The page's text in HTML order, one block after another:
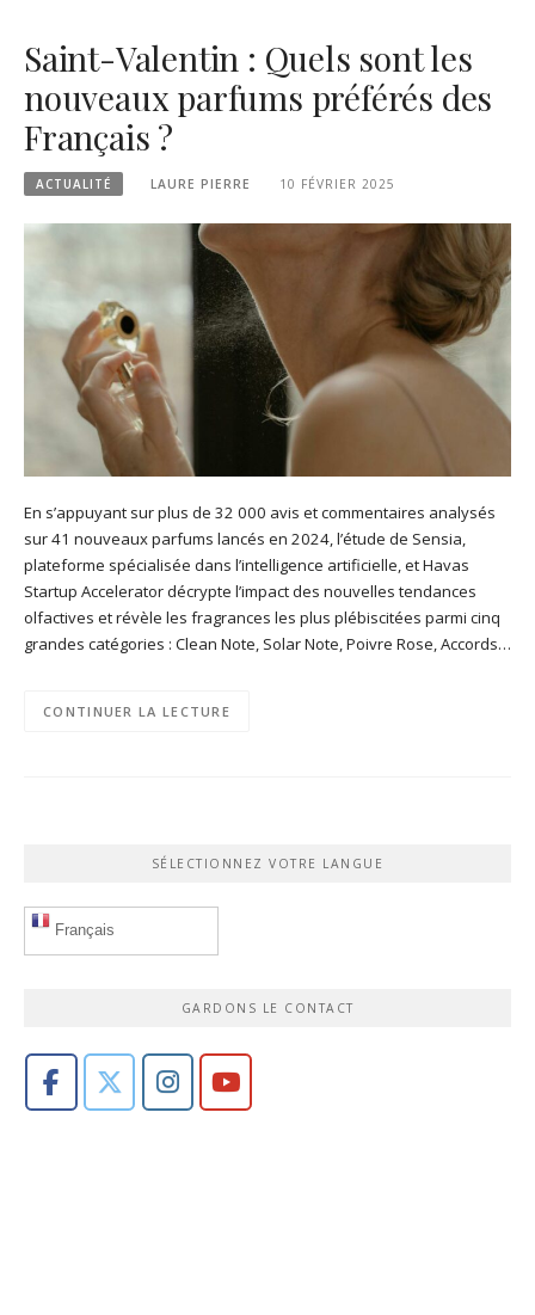
Saint-Valentin : Quels sont les
nouveaux parfums préférés des
Français ?
ACTUALITÉ LAURE PIERRE 10 FÉVRIER 2025
En s’appuyant sur plus de 32 000 avis et commentaires analysés
sur 41 nouveaux parfums lancés en 2024, l’étude de Sensia,
plateforme spécialisée dans l’intelligence artificielle, et Havas
Startup Accelerator décrypte l’impact des nouvelles tendances
olfactives et révèle les fragrances les plus plébiscitées parmi cinq
grandes catégories : Clean Note, Solar Note, Poivre Rose, Accords…
CONTINUER LA LECTURE
SÉLECTIONNEZ VOTRE LANGUE
Français
GARDONS LE CONTACT